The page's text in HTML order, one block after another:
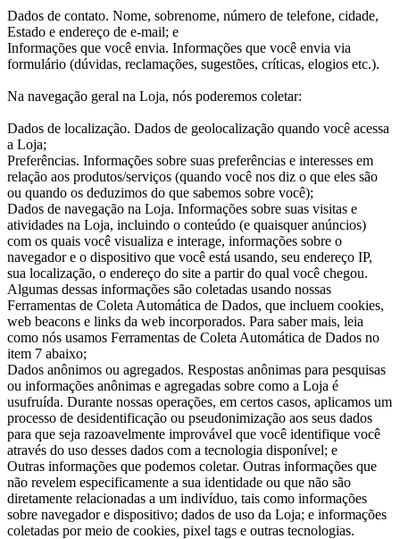
Dados de contato. Nome, sobrenome, número de telefone, cidade,
Estado e endereço de e-mail; e
Informações que você envia. Informações que você envia via
formulário (dúvidas, reclamações, sugestões, críticas, elogios etc.).
Na navegação geral na Loja, nós poderemos coletar:
Dados de localização. Dados de geolocalização quando você acessa
a Loja;
Preferências. Informações sobre suas preferências e interesses em
relação aos produtos/serviços (quando você nos diz o que eles são
ou quando os deduzimos do que sabemos sobre você);
Dados de navegação na Loja. Informações sobre suas visitas e
atividades na Loja, incluindo o conteúdo (e quaisquer anúncios)
com os quais você visualiza e interage, informações sobre o
navegador e o dispositivo que você está usando, seu endereço IP,
sua localização, o endereço do site a partir do qual você chegou.
Algumas dessas informações são coletadas usando nossas
Ferramentas de Coleta Automática de Dados, que incluem cookies,
web beacons e links da web incorporados. Para saber mais, leia
como nós usamos Ferramentas de Coleta Automática de Dados no
item 7 abaixo;
Dados anônimos ou agregados. Respostas anônimas para pesquisas
ou informações anônimas e agregadas sobre como a Loja é
usufruída. Durante nossas operações, em certos casos, aplicamos um
processo de desidentificação ou pseudonimização aos seus dados
para que seja razoavelmente improvável que você identifique você
através do uso desses dados com a tecnologia disponível; e
Outras informações que podemos coletar. Outras informações que
não revelem especificamente a sua identidade ou que não são
diretamente relacionadas a um indivíduo, tais como informações
sobre navegador e dispositivo; dados de uso da Loja; e informações
coletadas por meio de cookies, pixel tags e outras tecnologias.